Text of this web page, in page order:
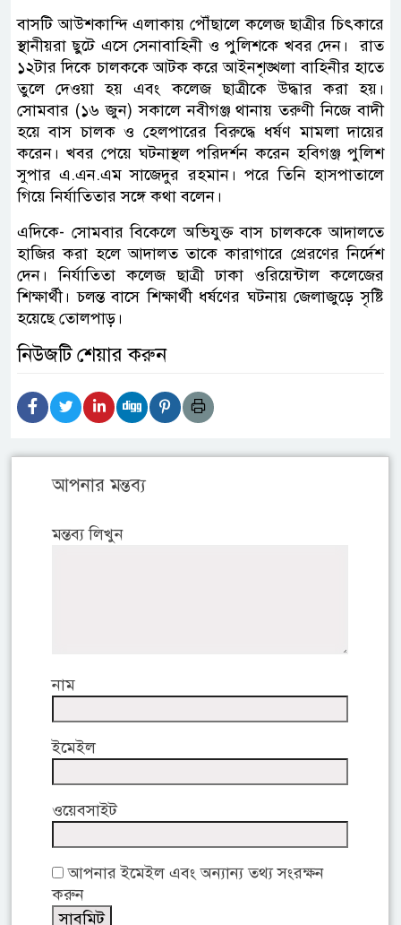
বাসটি আউশকান্দি এলাকায় পৌঁছালে কলেজ ছাত্রীর চিৎকারে
স্থানীয়রা ছুটে এসে সেনাবাহিনী ও পুলিশকে খবর দেন। রাত
১২টার দিকে চালককে আটক করে আইনশৃঙ্খলা বাহিনীর হাতে
তুলে দেওয়া হয় এবং কলেজ ছাত্রীকে উদ্ধার করা হয়।
সোমবার (১৬ জুন) সকালে নবীগঞ্জ থানায় তরুণী নিজে বাদী
হয়ে বাস চালক ও হেলপারের বিরুদ্ধে ধর্ষণ মামলা দায়ের
করেন। খবর পেয়ে ঘটনাস্থল পরিদর্শন করেন হবিগঞ্জ পুলিশ
সুপার এ.এন.এম সাজেদুর রহমান। পরে তিনি হাসপাতালে
গিয়ে নির্যাতিতার সঙ্গে কথা বলেন।
এদিকে- সোমবার বিকেলে অভিযুক্ত বাস চালককে আদালতে
হাজির করা হলে আদালত তাকে কারাগারে প্রেরণের নির্দেশ
দেন। নির্যাতিতা কলেজ ছাত্রী ঢাকা ওরিয়েন্টাল কলেজের
শিক্ষার্থী। চলন্ত বাসে শিক্ষার্থী ধর্ষণের ঘটনায় জেলাজুড়ে সৃষ্টি
হয়েছে তোলপাড়।
নিউজটি শেয়ার করুন
আপনার মন্তব্য
মন্তব্য লিখুন
নাম
ইমেইল
ওয়েবসাইট
আপনার ইমেইল এবং অন্যান্য তথ্য সংরক্ষন
করুন